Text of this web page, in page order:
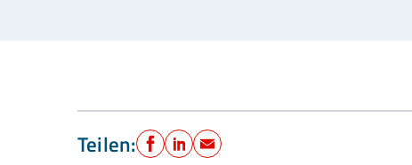
Teilen: Facebook
LinkedIn
E-Mail